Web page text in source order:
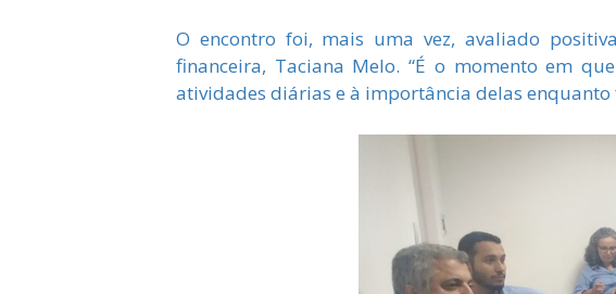
O encontro foi, mais uma vez, avaliado
financeira, Taciana Melo. “É o momento em
atividades diárias e à importância delas